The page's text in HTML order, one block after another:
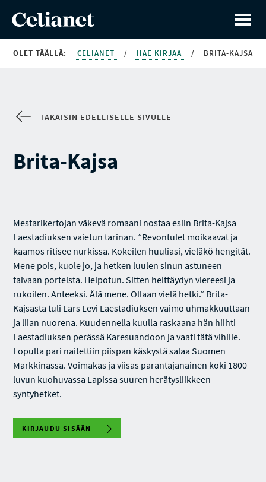
OLET TÄÄLLÄ: CELIANET / HAE KIRJAA / BRITA-KAJSA
TAKAISIN EDELLISELLE SIVULLE
Brita-Kajsa
Mestarikertojan väkevä romaani nostaa esiin Brita-Kajsa
Laestadiuksen vaietun tarinan. ”Revontulet moikaavat ja
kaamos ritisee nurkissa. Kokeilen huuliasi, vieläkö hengität.
Mene pois, kuole jo, ja hetken luulen sinun astuneen
taivaan porteista. Helpotun. Sitten heittäydyn viereesi ja
rukoilen. Anteeksi. Älä mene. Ollaan vielä hetki.” Brita-
Kajsasta tuli Lars Levi Laestadiuksen vaimo uhmakkuuttaan
ja liian nuorena. Kuudennella kuulla raskaana hän hiihti
Laestadiuksen perässä Karesuandoon ja vaati tätä vihille.
Lopulta pari naitettiin piispan käskystä salaa Suomen
Markkinassa. Voimakas ja viisas parantajanainen koki 1800-
luvun kuohuvassa Lapissa suuren herätysliikkeen
syntyhetket.
KIRJAUDU SISÄÄN